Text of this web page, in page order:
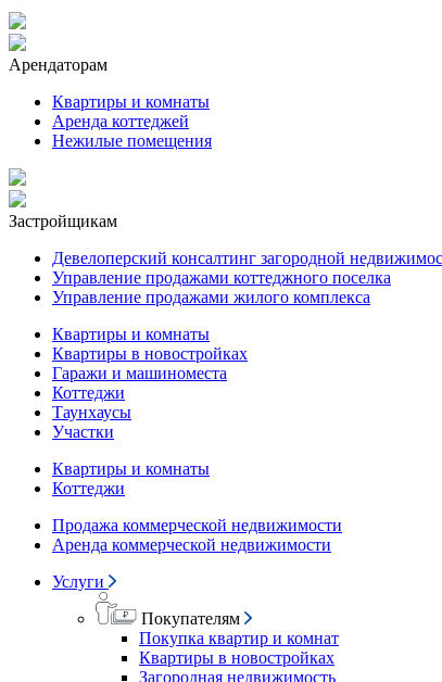
Арендаторам
Квартиры и комнаты
Аренда коттеджей
Нежилые помещения
Застройщикам
Девелоперский консалтинг загородной
Управление продажами коттеджного поселка
Управление продажами жилого комплекса
Квартиры и комнаты
Квартиры в новостройках
Гаражи и машиноместа
Коттеджи
Таунхаусы
Участки
Квартиры и комнаты
Коттеджи
Продажа коммерческой недвижимости
Аренда коммерческой недвижимости
Услуги
Покупателям
Покупка квартир и комнат
Квартиры в новостройках
Загородная недвижимость